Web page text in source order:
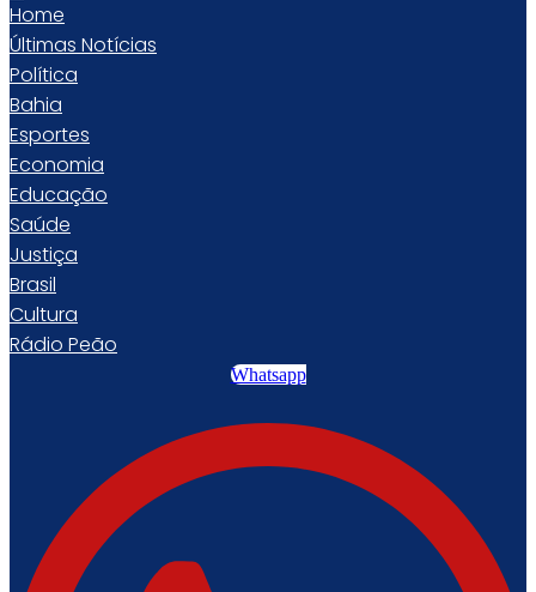
Home
Últimas Notícias
Política
Bahia
Esportes
Economia
Educação
Saúde
Justiça
Brasil
Cultura
Rádio Peão
Whatsapp